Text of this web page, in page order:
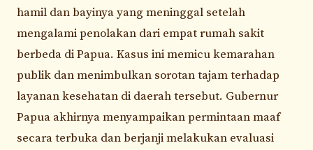
hamil dan bayinya yang meninggal setelah
mengalami penolakan dari empat rumah sakit
berbeda di Papua. Kasus ini memicu kemarahan
publik dan menimbulkan sorotan tajam terhadap
layanan kesehatan di daerah tersebut. Gubernur
Papua akhirnya menyampaikan permintaan maaf
secara terbuka dan berjanji melakukan evaluasi